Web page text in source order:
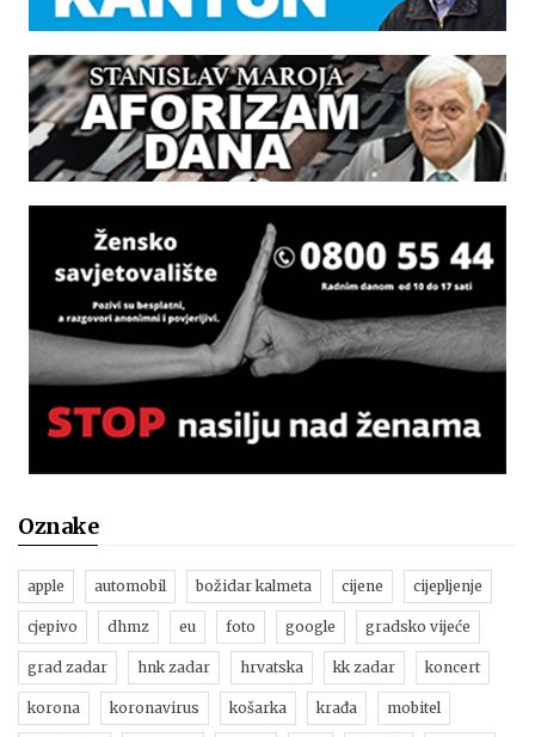
Oznake
apple automobil božidar kalmeta cijene cijepljenje
cjepivo dhmz eu foto google gradsko vijeće
grad zadar hnk zadar hrvatska kk zadar koncert
korona koronavirus košarka krađa mobitel